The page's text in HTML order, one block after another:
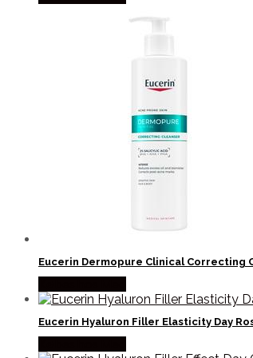
Eucerin Dermopure Clinical Correcting
Eucerin Hyaluron Filler Elasticity Day